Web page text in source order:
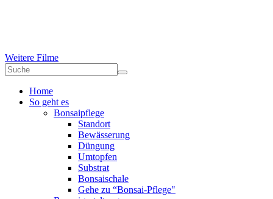
Weitere Filme
Home
So geht es
Bonsaipflege
Standort
Bewässerung
Düngung
Umtopfen
Substrat
Bonsaischale
Gehe zu “Bonsai-Pflege"